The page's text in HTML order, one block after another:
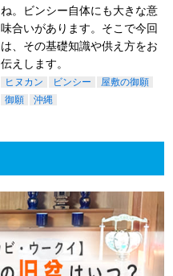
ね。ビンシー自体にも大きな意
味合いがあります。そこで今回
は、その基礎知識や供え方をお
伝えします。
ヒヌカン ビンシー
屋敷の御願
御願
沖縄